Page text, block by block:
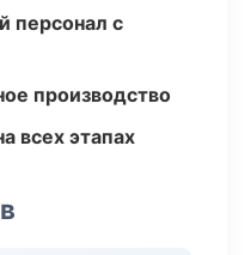
персонал с
производство
всех этапах